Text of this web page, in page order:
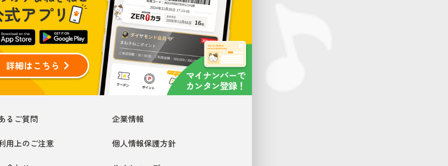
るご質問 企業情報
用上のご注意 個人情報保護方針